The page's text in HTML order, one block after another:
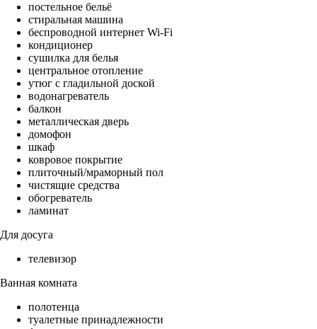
постельное бельё
стиральная машина
беспроводной интернет Wi-Fi
кондиционер
сушилка для белья
центральное отопление
утюг с гладильной доской
водонагреватель
балкон
металлическая дверь
домофон
шкаф
ковровое покрытие
плиточный/мраморный пол
чистящие средства
обогреватель
ламинат
Для досуга
телевизор
Ванная комната
полотенца
туалетные принадлежности